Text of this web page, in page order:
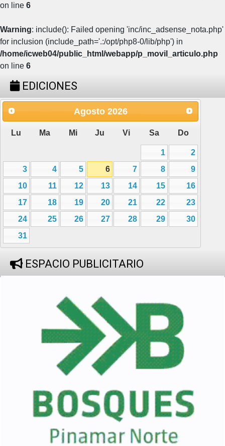
on line 6
Warning: include(): Failed opening 'inc/inc_adsense_nota.php'
for inclusion (include_path='.:/opt/php8-0/lib/php') in
/home/icweb04/public_html/webapp/p_movil_articulo.php
on line 6
EDICIONES
Agosto 2026
Lu Ma Mi Ju Vi Sa Do
1
2
3
4 5 6 7 8
9
10
11 12 13 14 15
16
17
18 19 20 21 22
23
24
25 26 27 28 29
30
31
ESPACIO PUBLICITARIO